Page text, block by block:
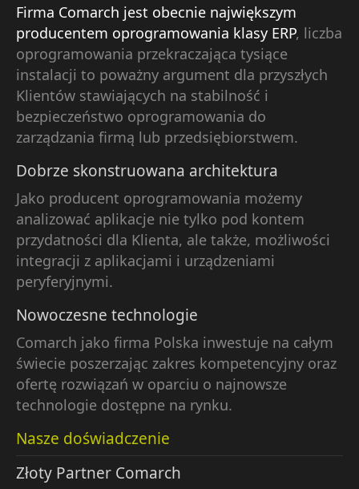
Firma Comarch jest obecnie największym
producentem oprogramowania klasy ERP, liczba
oprogramowania przekraczająca tysiące
instalacji to poważny argument dla przyszłych
Klientów stawiających na stabilność i
bezpieczeństwo oprogramowania do
zarządzania firmą lub przedsiębiorstwem.
Dobrze skonstruowana architektura
Jako producent oprogramowania możemy
analizować aplikacje nie tylko pod kontem
przydatności dla Klienta, ale także, możliwości
integracji z aplikacjami i urządzeniami
peryferyjnymi.
Nowoczesne technologie
Comarch jako firma Polska inwestuje na całym
świecie poszerzając zakres kompetencyjny oraz
ofertę rozwiązań w oparciu o najnowsze
technologie dostępne na rynku.
Nasze doświadczenie
Złoty Partner Comarch